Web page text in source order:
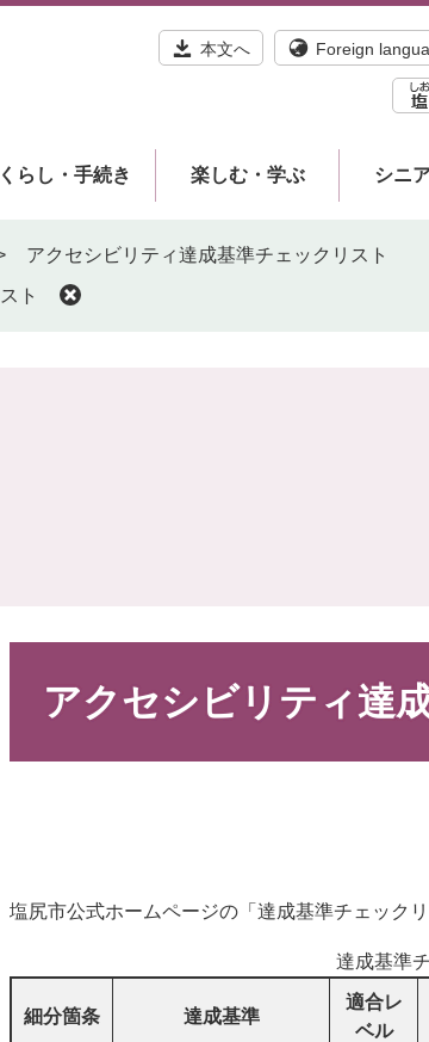
本文へ Foreign
くらし・手続き 楽しむ・学ぶ シニ
アクセシビリティ達成基準チェックリスト
ト
アクセシビリティ達
塩尻市公式ホームページの「達成基準チェック
達成基準
細分箇条 達成基準
適合レ
ベル